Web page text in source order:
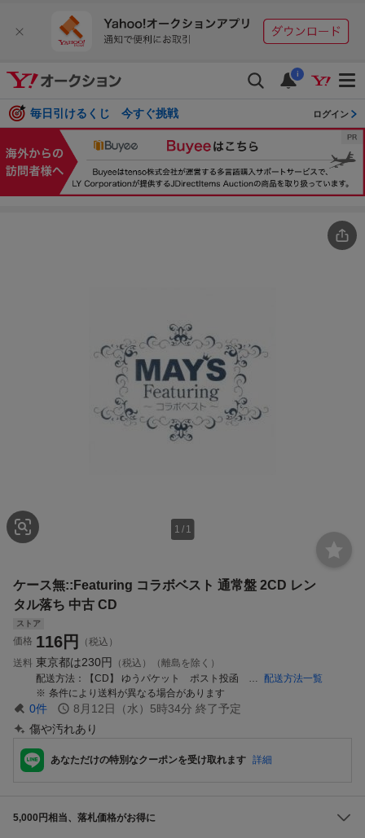
i
毎日引けるくじ 今すぐ挑戦 ログイン
1 / 1
ケース無::Featuring コラボベスト 通常盤 2CD レン
タル落ち 中古 CD
ストア
価格 116円
（税込）
送料 東京都は230円
（税込）（離島を除く）
配送方法
【CD】 ゆうパケット ポスト投函 (追跡番号あり・セット商品不可、日時指定や代引での配送はできません)
配送方法一覧
条件により送料が異なる場合があります
0件 8月12日（水）5時34分 終了予定
傷や汚れあり
あなただけの特別なクーポンを受け取れます 詳細
5,000円相当、落札価格がお得に